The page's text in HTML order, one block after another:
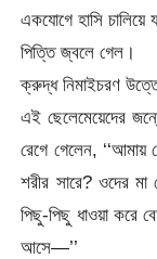
একযোগে হাসি চালিয়ে
পিত্তি জ্বলে গেল।
ক্রুদ্ধ নিমাইচরণ
এই ছেলেমেয়েদের
রেগে গেলেন,
শরীর সারে? ওদের
পিছু-পিছু ধাওয়া করে
আসে—’’